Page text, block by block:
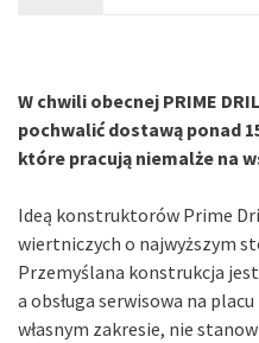
W chwili obecnej PRIME
pochwalić dostawą ponad
które pracują niemalże na
Ideą konstruktorów Prime
wiertniczych o najwyższym
Przemyślana konstrukcja
a obsługa serwisowa na
własnym zakresie, nie